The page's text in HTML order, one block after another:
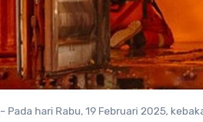
– Pada hari Rabu, 19 Februari 2025,